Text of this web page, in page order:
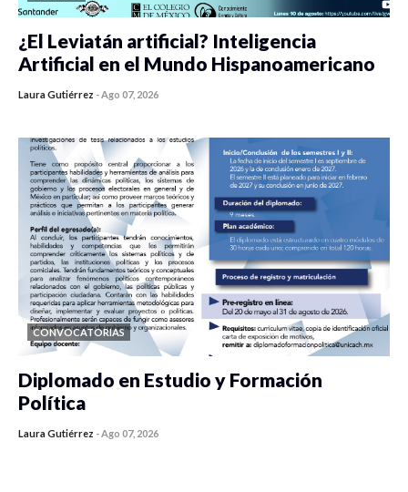
¿El Leviatán artificial? Inteligencia
Artificial en el Mundo Hispanoamericano
Laura Gutiérrez -Ago 07, 2026
CONVOCATORIAS
Diplomado en Estudio y Formación
Política
Laura Gutiérrez -Ago 07, 2026